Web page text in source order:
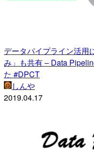
データパイプライン活用
み」も共有 – Data
た #DPCT
しんや
2019.04.17